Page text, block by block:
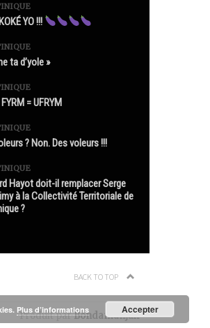
YO !!!
ta d’yole »
= UFRYM
? Non. Des voleurs !!!
Hayot doit-il remplacer Serge
à la Collectivité Territoriale de
?
BACK TO TOP
Produit parBondamanjak
Plus d’informations Accepter